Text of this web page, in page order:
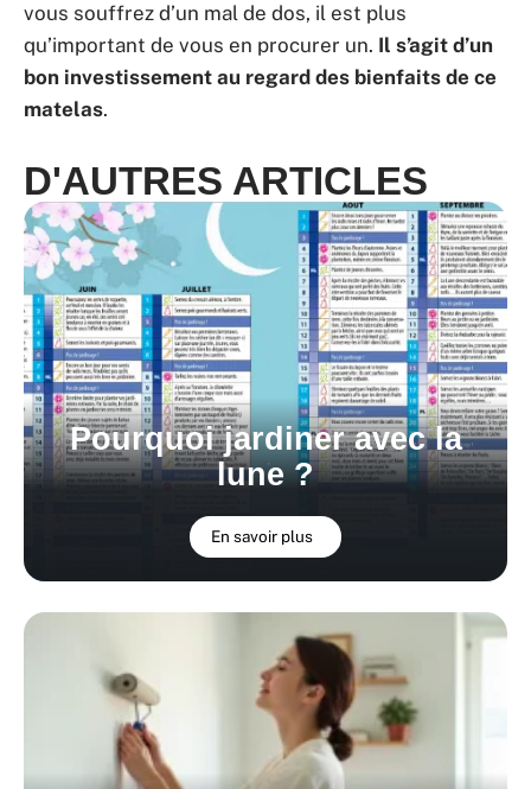
vous souffrez d’un mal de dos, il est plus
qu’important de vous en procurer un. Il s’agit d’un
bon investissement au regard des bienfaits de ce
matelas.
D'AUTRES ARTICLES
Pourquoi jardiner avec la
lune ?
En savoir plus